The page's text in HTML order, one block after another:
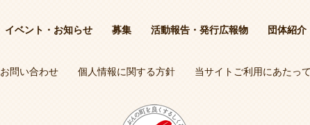
イベント・お知らせ 募集 活動報告・発行広報物 団体紹介
お問い合わせ 個人情報に関する方針 当サイトご利用にあたっ